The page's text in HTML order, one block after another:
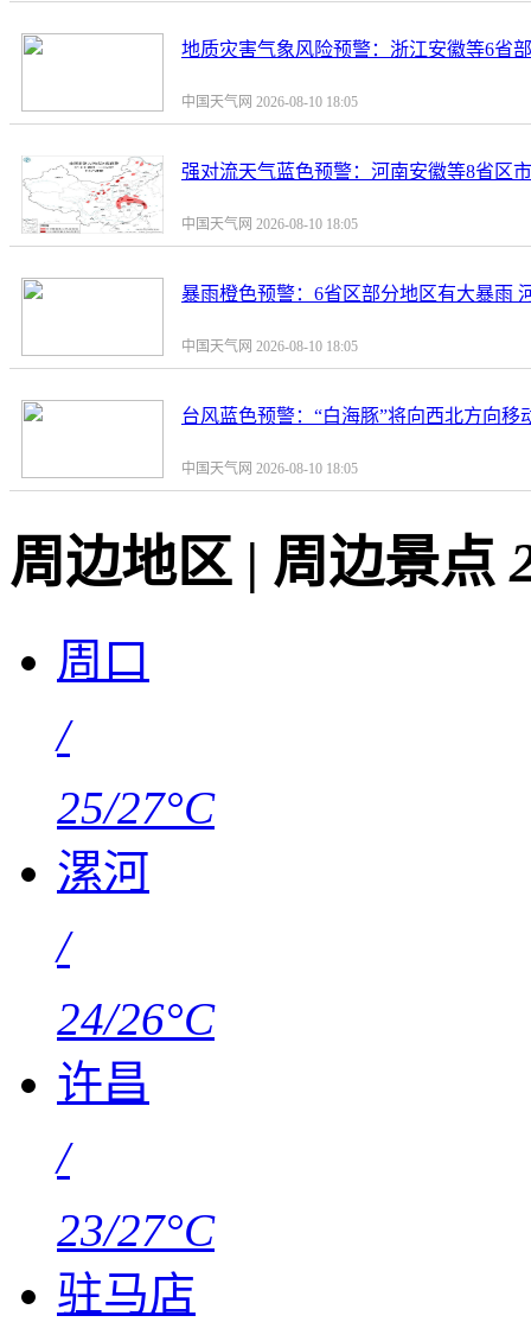
地质灾害气象风险预警：浙江安徽等6省
中国天气网 2026-08-10 18:05
强对流天气蓝色预警：河南安徽等8省区
中国天气网 2026-08-10 18:05
暴雨橙色预警：6省区部分地区有大暴雨
中国天气网 2026-08-10 18:05
台风蓝色预警：“白海豚”将向西北方向移
中国天气网 2026-08-10 18:05
周边地区 | 周边景点
周口
/
25/27°C
漯河
/
24/26°C
许昌
/
23/27°C
驻马店